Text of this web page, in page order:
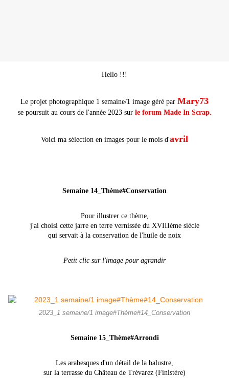
Hello !!!
Le projet photographique 1 semaine/1 image géré par Mary73
se poursuit au cours de l'année 2023 sur le forum Made In Scrap.
Voici ma sélection en images pour le mois d'avril
Semaine 14_Thème#Conservation
Pour illustrer ce thème,
j'ai choisi cette jarre en terre vernissée du XVIIIème siècle
qui servait à la conservation de l'huile de noix
Petit clic sur l'image pour agrandir
2023_1 semaine/1 image#Thème#14_Conservation
Semaine 15_Thème#Arrondi
Les arabesques d'un détail de la balustre,
sur la terrasse du Château de Trévarez (Finistère)